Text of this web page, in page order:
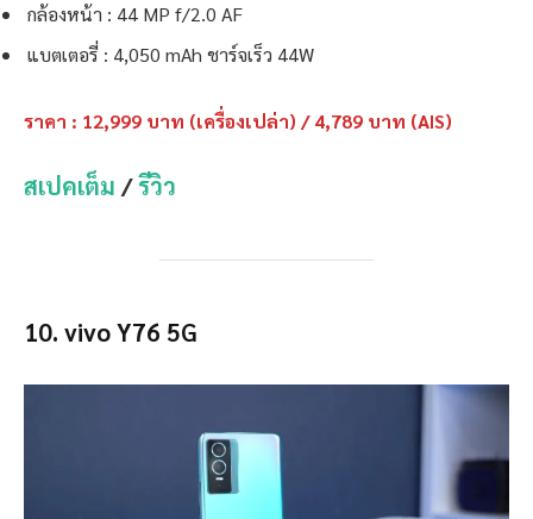
กล้องหน้า : 44 MP f/2.0 AF
แบตเตอรี่ : 4,050 mAh ชาร์จเร็ว 44W
ราคา : 12,999 บาท (เครื่องเปล่า) / 4,789 บาท (AIS)
สเปคเต็ม /รีวิว
10. vivo Y76 5G